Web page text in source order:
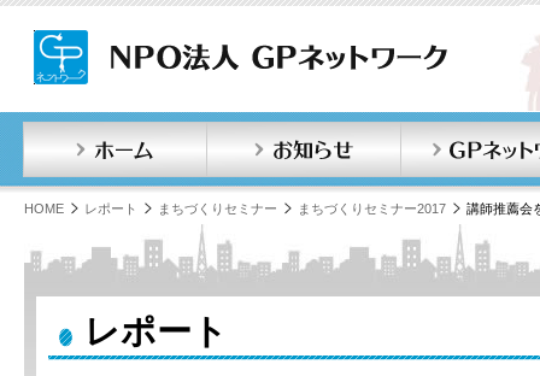
HOME レポート まちづくりセミナー まちづくりセミナー2017 講師推薦会
レポート